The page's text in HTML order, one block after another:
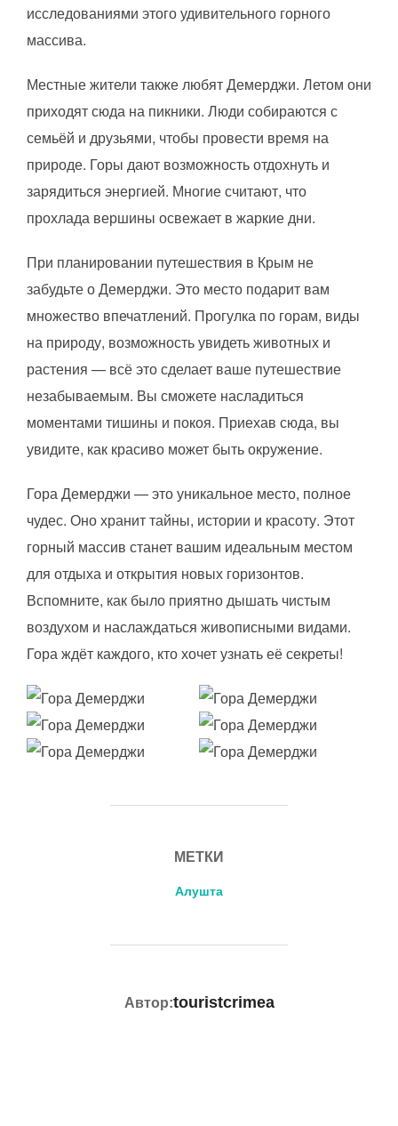
исследованиями этого удивительного горного
массива.
Местные жители также любят Демерджи. Летом они
приходят сюда на пикники. Люди собираются с
семьёй и друзьями, чтобы провести время на
природе. Горы дают возможность отдохнуть и
зарядиться энергией. Многие считают, что
прохлада вершины освежает в жаркие дни.
При планировании путешествия в Крым не
забудьте о Демерджи. Это место подарит вам
множество впечатлений. Прогулка по горам, виды
на природу, возможность увидеть животных и
растения — всё это сделает ваше путешествие
незабываемым. Вы сможете насладиться
моментами тишины и покоя. Приехав сюда, вы
увидите, как красиво может быть окружение.
Гора Демерджи — это уникальное место, полное
чудес. Оно хранит тайны, истории и красоту. Этот
горный массив станет вашим идеальным местом
для отдыха и открытия новых горизонтов.
Вспомните, как было приятно дышать чистым
воздухом и наслаждаться живописными видами.
Гора ждёт каждого, кто хочет узнать её секреты!
МЕТКИ
Алушта
АВТОР ЗАПИСИ
Автор:touristcrimea